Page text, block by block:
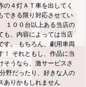
の４灯ＡＴ車を出してく
できる限り対応させてい
１００台以上ある当店の
も、内容によっては当店
す。 もちろん、劇用車両
！ それともし、作品に当
そうなら、激サービスさ
野だったり、好きな人の
ありかもしれません